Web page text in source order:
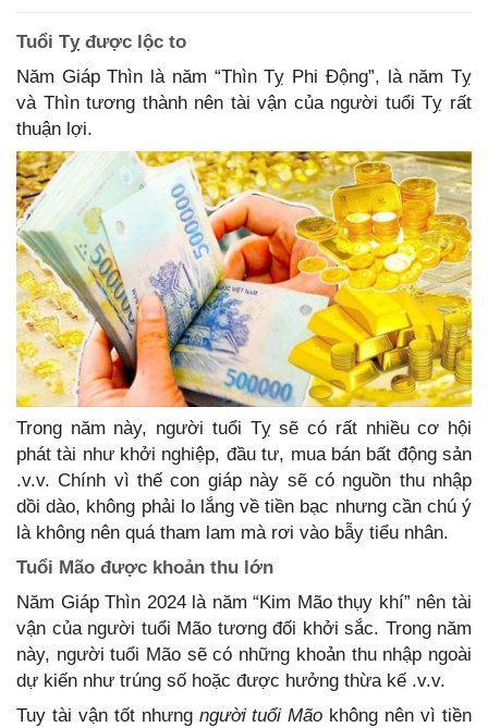
Tuổi Tỵ được lộc to
Năm Giáp Thìn là năm “Thìn Tỵ Phi Động”, là năm Tỵ
và Thìn tương thành nên tài vận của người tuổi Tỵ rất
thuận lợi.
Trong năm này, người tuổi Tỵ sẽ có rất nhiều cơ hội
phát tài như khởi nghiệp, đầu tư, mua bán bất động sản
.v.v. Chính vì thế con giáp này sẽ có nguồn thu nhập
dồi dào, không phải lo lắng về tiền bạc nhưng cần chú ý
là không nên quá tham lam mà rơi vào bẫy tiểu nhân.
Tuổi Mão được khoản thu lớn
Năm Giáp Thìn 2024 là năm “Kim Mão thụy khí” nên tài
vận của người tuổi Mão tương đối khởi sắc. Trong năm
này, người tuổi Mão sẽ có những khoản thu nhập ngoài
dự kiến như trúng số hoặc được hưởng thừa kế .v.v.
Tuy tài vận tốt nhưng người tuổi Mão không nên vì tiền